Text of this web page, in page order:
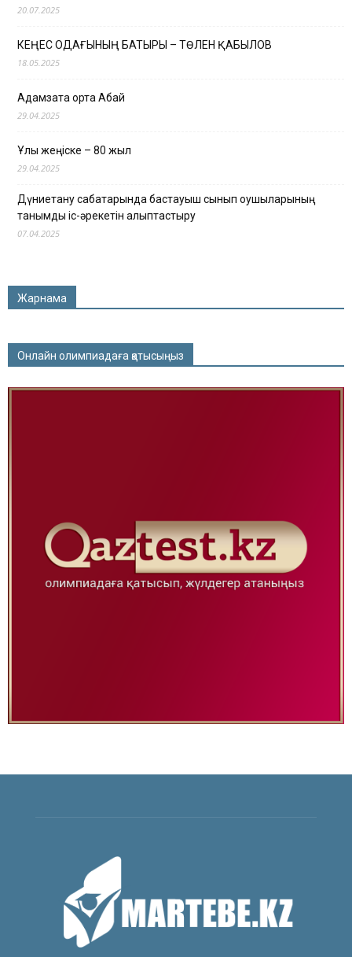
20.07.2025
КЕҢЕС ОДАҒЫНЫҢ БАТЫРЫ – ТӨЛЕН ҚАБЫЛОВ
18.05.2025
Адамзатқа ортақ Абай
29.04.2025
Ұлы жеңіске – 80 жыл
29.04.2025
Дүниетану сабақтарында бастауыш сынып оқушыларының
танымдық іс-әрекетін қалыптастыру
07.04.2025
Жарнама
Онлайн олимпиадаға қатысыңыз